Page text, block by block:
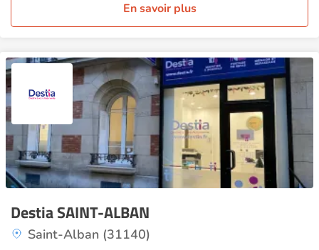
En savoir plus
Destia SAINT-ALBAN
Saint-Alban (31140)